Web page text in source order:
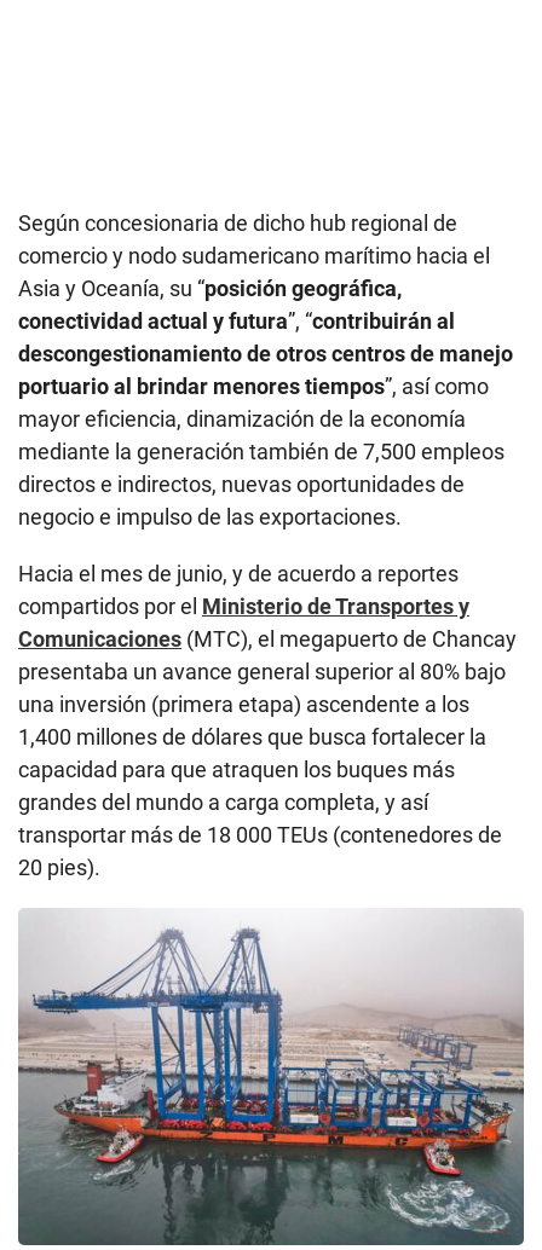
Según concesionaria de dicho hub regional de
comercio y nodo sudamericano marítimo hacia el
Asia y Oceanía, su “posición geográfica,
conectividad actual y futura”, “contribuirán al
descongestionamiento de otros centros de manejo
portuario al brindar menores tiempos”, así como
mayor eficiencia, dinamización de la economía
mediante la generación también de 7,500 empleos
directos e indirectos, nuevas oportunidades de
negocio e impulso de las exportaciones.
Hacia el mes de junio, y de acuerdo a reportes
compartidos por el Ministerio de Transportes y
Comunicaciones (MTC), el megapuerto de Chancay
presentaba un avance general superior al 80% bajo
una inversión (primera etapa) ascendente a los
1,400 millones de dólares que busca fortalecer la
capacidad para que atraquen los buques más
grandes del mundo a carga completa, y así
transportar más de 18 000 TEUs (contenedores de
20 pies).